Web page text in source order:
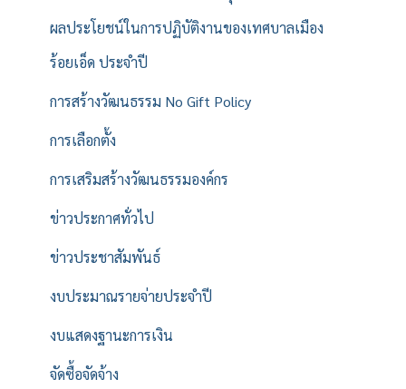
ผลประโยชน์ในการปฏิบัติงานของเทศบาลเมือง
ร้อยเอ็ด ประจำปี
การสร้างวัฒนธรรม No Gift Policy
การเลือกตั้ง
การเสริมสร้างวัฒนธรรมองค์กร
ข่าวประกาศทั่วไป
ข่าวประชาสัมพันธ์
งบประมาณรายจ่ายประจำปี
งบแสดงฐานะการเงิน
จัดซื้อจัดจ้าง